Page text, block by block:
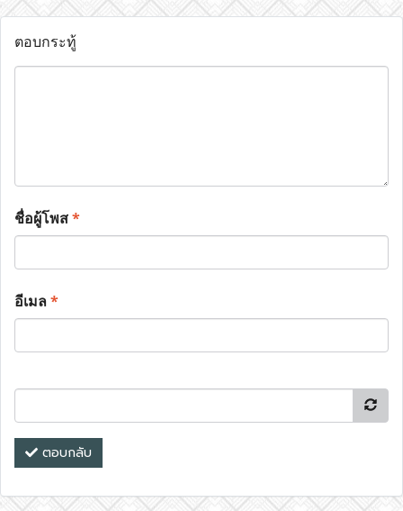
ตอบกระทู้
ชื่อผู้โพส*
อีเมล*
ตอบกลับ